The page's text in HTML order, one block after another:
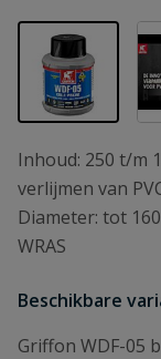
View
Inhoud: 250 t/m
verlijmen van
Diameter: tot
WRAS
Beschikbare
Griffon WDF-05